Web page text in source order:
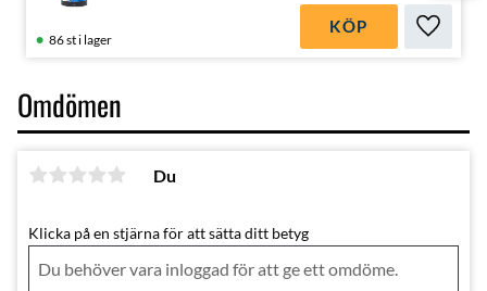
Lägg
86 st i lager
KÖP
Omdömen
Du
Klicka på en stjärna för att sätta ditt betyg